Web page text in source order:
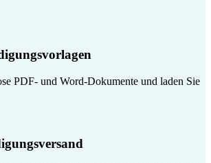
PDF- und Word-Dokumente und laden Sie